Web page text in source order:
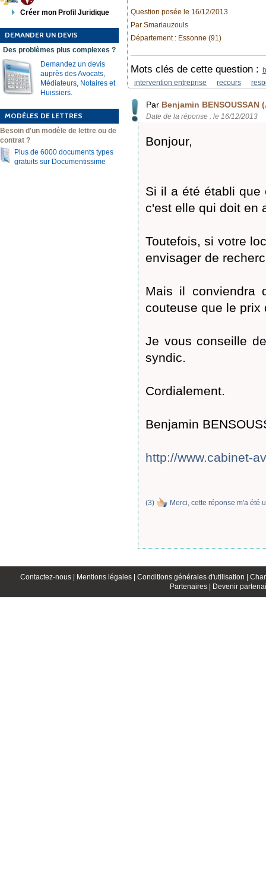
Créer mon Profil Juridique
DEMANDER UN DEVIS
Des problèmes plus complexes ?
Demandez un devis
auprès des Avocats,
Médiateurs, Notaires et
Huissiers.
MODÈLES DE LETTRES
Besoin d'un modèle de lettre ou de
contrat ?
Plus de 6000 documents types
gratuits sur Documentissime
Question posée le 16/12/2013
Par Smariauzouls
Département : Essonne (91)
Mots clés de cette question :
intervention entreprise
recours
Par Benjamin BENSOUSSAN
Date de la réponse : le 16/12/2013
Bonjour,
Si il a été établi que
c'est elle qui doit en
Toutefois, si votre
envisager de
Mais il conviendra
couteuse que le prix
Je vous conseille
syndic.
Cordialement.
Benjamin
http://www.cabinet-
(3) Merci, cette réponse m'a été
Contactez-nous | Mentions légales | Conditions générales d'utilisation |
Partenaires |
Devenir